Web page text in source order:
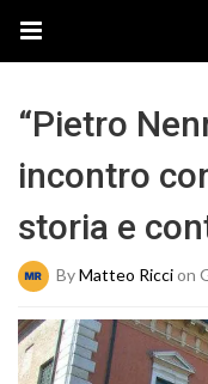
“Pietro
incontro
storia e
ByMatteo Riccion